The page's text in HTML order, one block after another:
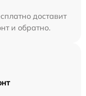
доставит
и обратно.